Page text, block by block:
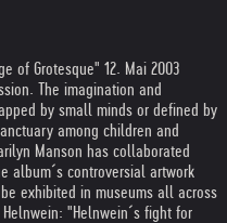
of Grotesque" 12. Mai 2003
The imagination and
by small minds or defined by
among children and
Manson has collaborated
album´s controversial artwork
exhibited in museums all across
"Helnwein´s fight for